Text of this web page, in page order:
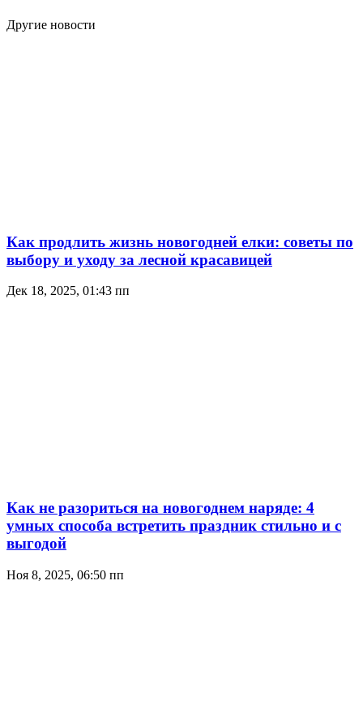
Другие новости
Как продлить жизнь новогодней елки: советы по
выбору и уходу за лесной красавицей
Дек 18, 2025, 01:43 пп
Как не разориться на новогоднем наряде: 4
умных способа встретить праздник стильно и с
выгодой
Ноя 8, 2025, 06:50 пп